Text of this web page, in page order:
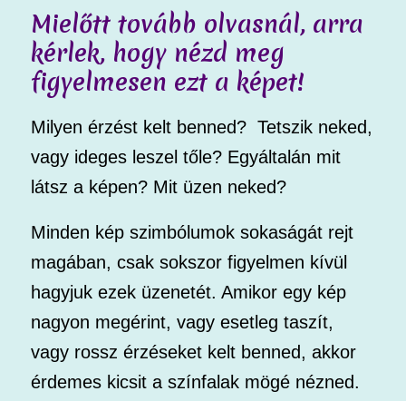
Mielőtt tovább olvasnál, arra
kérlek, hogy nézd meg
figyelmesen ezt a képet!
Milyen érzést kelt benned? Tetszik neked,
vagy ideges leszel tőle? Egyáltalán mit
látsz a képen? Mit üzen neked?
Minden kép szimbólumok sokaságát rejt
magában, csak sokszor figyelmen kívül
hagyjuk ezek üzenetét. Amikor egy kép
nagyon megérint, vagy esetleg taszít,
vagy rossz érzéseket kelt benned, akkor
érdemes kicsit a színfalak mögé nézned.